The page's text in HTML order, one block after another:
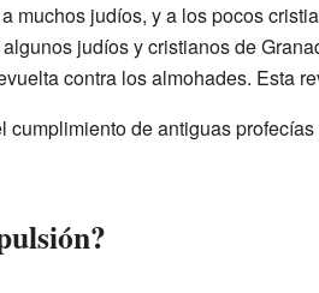
muchos judíos, y a los pocos
judíos y cristianos de
contra los almohades. Esta
cumplimiento de antiguas